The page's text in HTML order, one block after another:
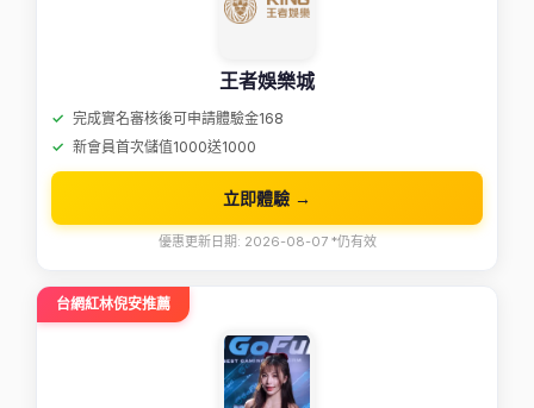
王者娛樂城
完成實名審核後可申請體驗金168
新會員首次儲值1000送1000
立即體驗 →
優惠更新日期: 2026-08-07 *仍有效
台網紅林倪安推薦